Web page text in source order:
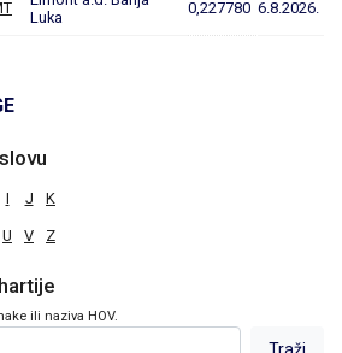
Luka
0,227780 6.8.2026.
I J K
U V Z
ili naziva HOV.